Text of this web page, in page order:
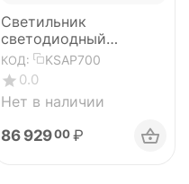
Светильник
светодиодный
аквариумный LED
AP700
КОД: KSAP700
0.0
Нет в наличии
86 92900 ₽